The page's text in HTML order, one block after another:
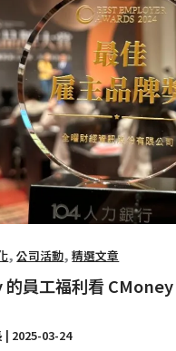
,公司活動,精選文章
員工福利看
| 2025-03-24